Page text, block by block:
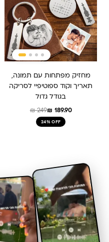
מחזיק מפתחות עם תמונה,
תאריך וקוד ספוטיפיי לסריקה
בגודל גדול
₪249₪ 189.90
24% OFF